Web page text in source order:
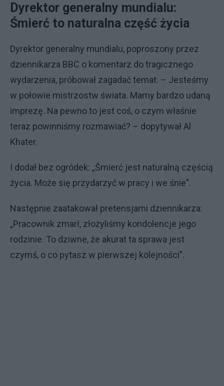
Dyrektor generalny mundialu:
Śmierć to naturalna część życia
Dyrektor generalny mundialu, poproszony przez
dziennikarza BBC o komentarz do tragicznego
wydarzenia, próbował zagadać temat. – Jesteśmy
w połowie mistrzostw świata. Mamy bardzo udaną
imprezę. Na pewno to jest coś, o czym właśnie
teraz powinniśmy rozmawiać? – dopytywał Al
Khater.
I dodał bez ogródek: „Śmierć jest naturalną częścią
życia. Może się przydarzyć w pracy i we śnie”.
Następnie zaatakował pretensjami dziennikarza:
„Pracownik zmarł, złożyliśmy kondolencje jego
rodzinie. To dziwne, że akurat ta sprawa jest
czymś, o co pytasz w pierwszej kolejności”.